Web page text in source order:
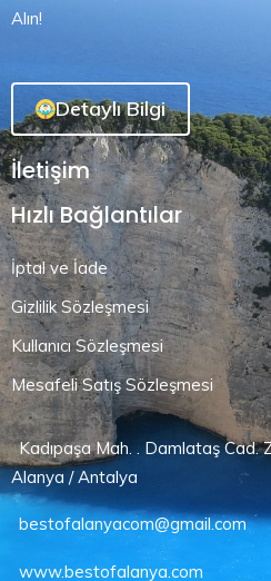
Alın!
Detaylı Bilgi
İletişim
Hızlı Bağlantılar
İptal ve İade
Gizlilik Sözleşmesi
Kullanıcı Sözleşmesi
Mesafeli Satış Sözleşmesi
Kadıpaşa Mah. . Damlataş Cad.
Alanya / Antalya
bestofalanyacom@gmail.com
www.bestofalanya.com